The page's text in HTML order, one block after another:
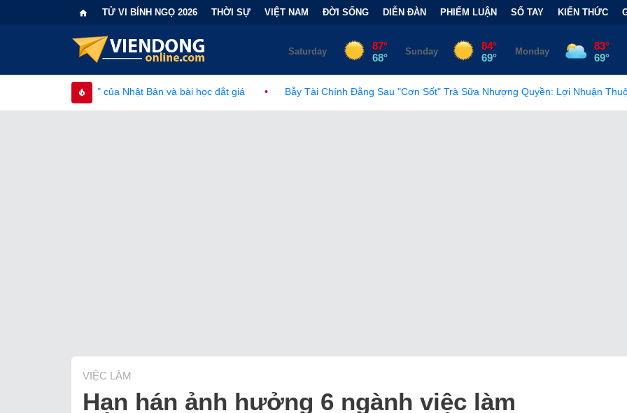
TỬ VI BÍNH NGỌ 2026 THỜI SỰ VIỆT NAM ĐỜI SỐNG DIỄN ĐÀN PHIẾM LUẬN SỔ TAY KIẾN THỨC
của Nhật Bản và bài học đắt giá • Bẫy Tài Chính Đằng Sau "Cơn Sốt" Trà Sữa Nhượng Quyền: Lợi Nhuận Thuộc Về Ai? •
VIỆC LÀM
Hạn hán ảnh hưởng 6 ngành việc làm